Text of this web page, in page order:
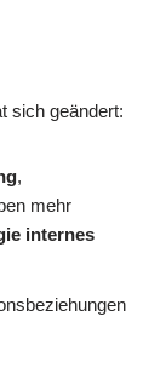
sich geändert:
,
mehr
internes